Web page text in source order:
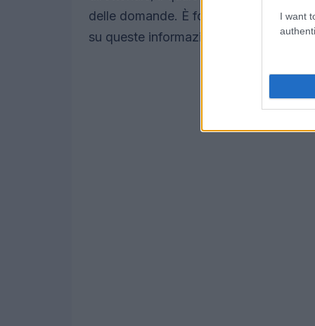
I want
delle domande. È fondamentale che
su queste informazioni per non